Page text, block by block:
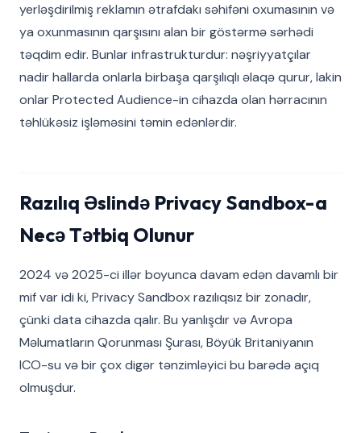
yerləşdirilmiş reklamın ətrafdakı səhifəni oxumasının və
ya oxunmasının qarşısını alan bir göstərmə sərhədi
təqdim edir. Bunlar infrastrukturdur: nəşriyyatçılar
nadir hallarda onlarla birbaşa qarşılıqlı əlaqə qurur, lakin
onlar Protected Audience-in cihazda olan hərracının
təhlükəsiz işləməsini təmin edənlərdir.
Razılıq Əslində Privacy Sandbox-a
Necə Tətbiq Olunur
2024 və 2025-ci illər boyunca davam edən davamlı bir
mif var idi ki, Privacy Sandbox razılıqsız bir zonadır,
çünki data cihazda qalır. Bu yanlışdır və Avropa
Məlumatların Qorunması Şurası, Böyük Britaniyanın
ICO-su və bir çox digər tənzimləyici bu barədə açıq
olmuşdur.